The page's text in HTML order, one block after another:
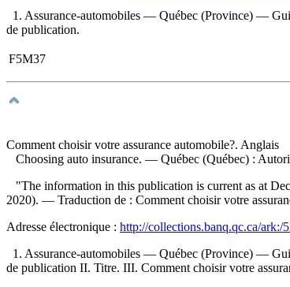
1. Assurance-automobiles — Québec (Province) —
de publication.
F5M37
Comment choisir votre assurance automobile?. Anglais
Choosing auto insurance. — Québec (Québec) :
"The information in this publication is current as at
2020). — Traduction de : Comment choisir votre
Adresse électronique : http://collections.banq.qc.ca/ark:/
1. Assurance-automobiles — Québec (Province) —
de publication II. Titre. III. Comment choisir votre